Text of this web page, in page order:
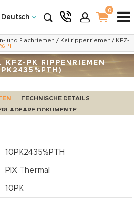
Deutsch
0
und Flachriemen / Keilrippenriemen / KFZ-
KFZ-PK RIPPENRIEMEN
TECHNISCHE DETAILS
DOKUMENTE
10PK2435%PTH
PIX Thermal
10PK